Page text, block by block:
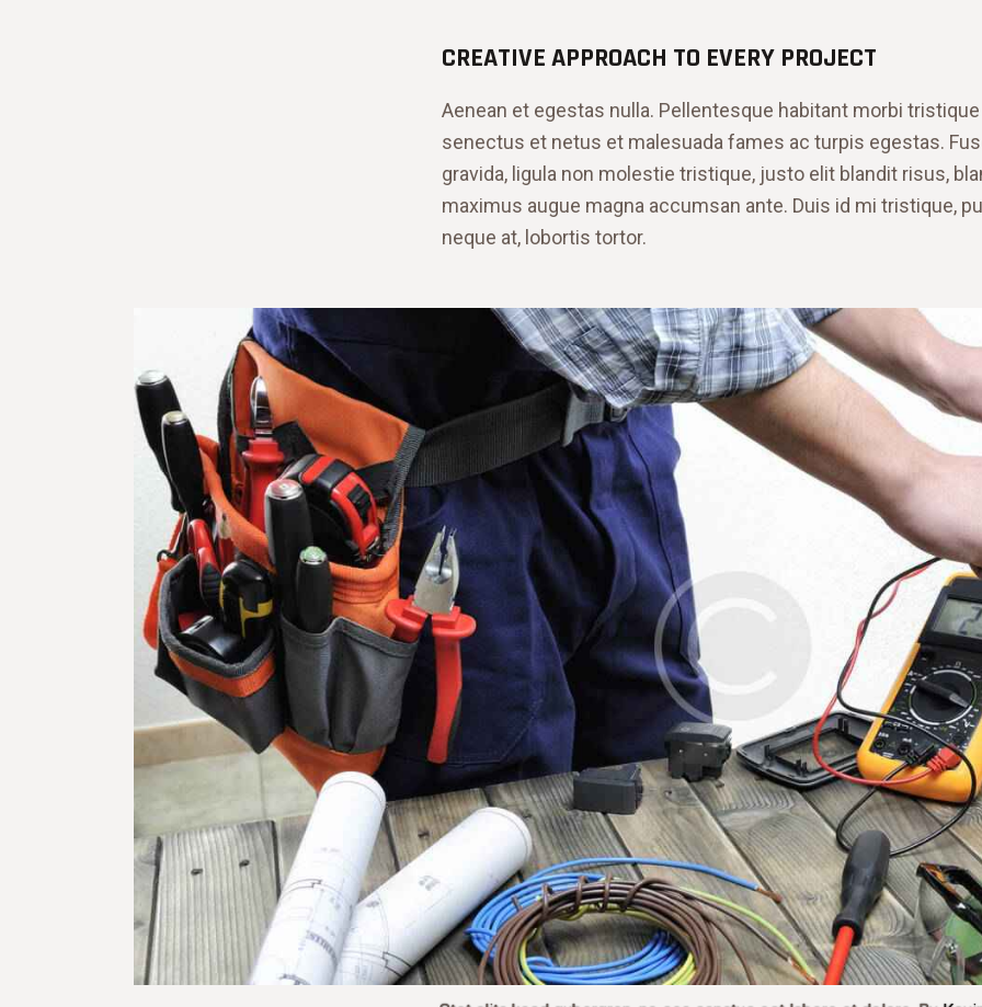
CREATIVE APPROACH TO EVERY PROJECT
Aenean et egestas nulla. Pellentesque habitant morbi tristique
senectus et netus et malesuada fames ac turpis egestas.
gravida, ligula non molestie tristique, justo elit blandit risus,
maximus augue magna accumsan ante. Duis id mi tristique,
neque at, lobortis tortor.